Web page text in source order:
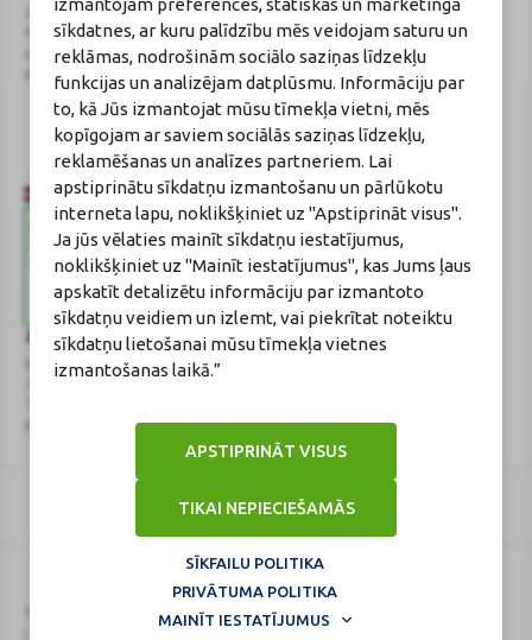
izmantojam preferences, statiskas un mārketinga
sīkdatnes, ar kuru palīdzību mēs veidojam saturu un
reklāmas, nodrošinām sociālo saziņas līdzekļu
funkcijas un analizējam datplūsmu. Informāciju par
to, kā Jūs izmantojat mūsu tīmekļa vietni, mēs
kopīgojam ar saviem sociālās saziņas līdzekļu,
reklamēšanas un analīzes partneriem. Lai
apstiprinātu sīkdatņu izmantošanu un pārlūkotu
interneta lapu, noklikšķiniet uz "Apstiprināt visus".
Ja jūs vēlaties mainīt sīkdatņu iestatījumus,
noklikšķiniet uz "Mainīt iestatījumus", kas Jums ļaus
apskatīt detalizētu informāciju par izmantoto
sīkdatņu veidiem un izlemt, vai piekrītat noteiktu
sīkdatņu lietošanai mūsu tīmekļa vietnes
izmantošanas laikā.”
TIKAI NEPIECIEŠAMĀS
APSTIPRINĀT VISUS
SĪKFAILU POLITIKA
PRIVĀTUMA POLITIKA
MAINĪT IESTATĪJUMUS
Juridiskā adrese / Faktiskā adrese:
Noliktavu iela 5, Dreiliņi, Stopiņu
novads, LV-2130
Reģistrācijas Nr.: 40003252167
Licences numurs: A00010
E-aptiekas kontakti
Aptiekas vadītāja:
Sertificēta farmaceite: Jeļena
Gončarova
Reģistrācijas Nr.: F-0834
Sertifikāta Nr.: 215.2025
Zāļu valsts aģentūra
www.zva.gov.lv
Jersikas iela 15, Rīga
E-pasts: info@zva.gov.lv
Veselības inspekcija
E-pasts: vi@vi.gov.lv
. Visas tiesības aizsargātas.
Logo